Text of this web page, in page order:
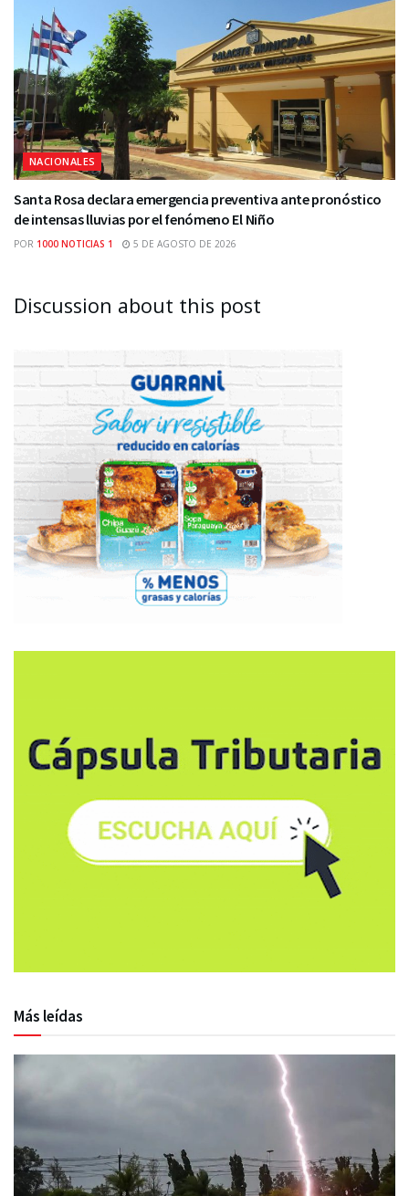
NACIONALES
Santa Rosa declara emergencia preventiva ante pronóstico
de intensas lluvias por el fenómeno El Niño
POR 1000 NOTICIAS 1 5 DE AGOSTO DE 2026
Discussion about this post
Más leídas